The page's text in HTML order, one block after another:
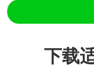
下载